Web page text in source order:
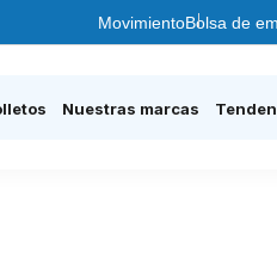
MovimientoBolsa de
Nuestras marcas